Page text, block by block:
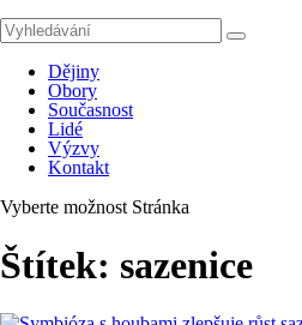
Dějiny
Obory
Současnost
Lidé
Výzvy
Kontakt
Vyberte možnost Stránka
Štítek: sazenice